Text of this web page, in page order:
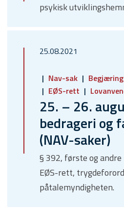
psykisk
25.08.2021
Nav-sak
EØS-rett
25. – 26.
bedrageri og
(NAV-saker)
§ 392, første og andre
EØS-rett,
påtalemyndigheten.